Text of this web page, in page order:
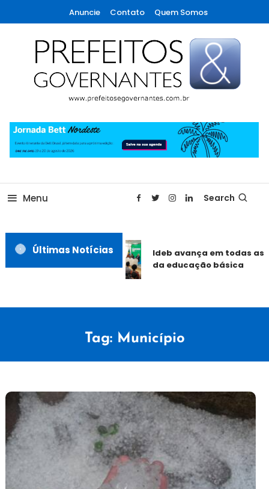
To
Content
Anuncie Contato Quem Somos
Prefeitos & Governantes
Menu Search
Últimas Notícias
Ideb avança em todas as
da educação básica
Tag: Município